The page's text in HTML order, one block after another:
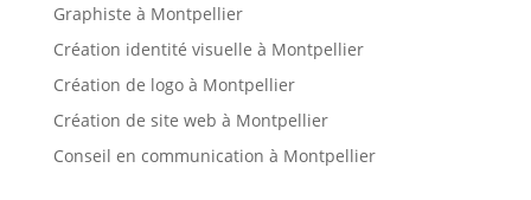
Graphiste à Montpellier
Création identité visuelle à Montpellier
Création de logo à Montpellier
Création de site web à Montpellier
Conseil en communication à Montpellier